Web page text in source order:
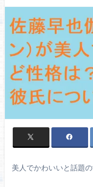
美人でかわいいと話題